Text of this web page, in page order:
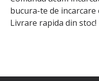
bucura-te de
Livrare rapida din stoc!